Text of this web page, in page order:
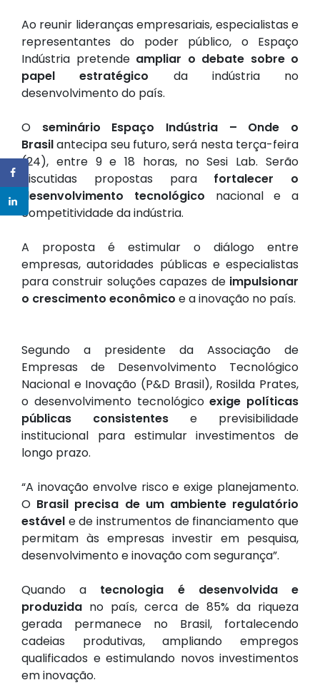
Ao reunir lideranças empresariais, especialistas e
representantes do poder público, o Espaço
Indústria pretende ampliar o debate sobre o
papel estratégico da indústria no
desenvolvimento do país.
O seminário Espaço Indústria – Onde o
Brasilantecipa seu futuro, será nesta terça-feira
(24), entre 9 e 18 horas, no Sesi Lab. Serão
discutidas propostas para fortalecer o
desenvolvimento tecnológico nacional e a
competitividade da indústria.
A proposta é estimular o diálogo entre
empresas, autoridades públicas e especialistas
para construir soluções capazes deimpulsionar
o crescimento econômico e a inovação no país.
Segundo a presidente da Associação de
Empresas de Desenvolvimento Tecnológico
Nacional e Inovação (P&D Brasil), Rosilda Prates,
o desenvolvimento tecnológicoexige políticas
públicas consistentes e previsibilidade
institucional para estimular investimentos de
longo prazo.
“A inovação envolve risco e exige planejamento.
O Brasil precisa de um ambiente regulatório
estável e de instrumentos de financiamento que
permitam às empresas investir em pesquisa,
desenvolvimento e inovação com segurança”.
Quando a tecnologia é desenvolvida e
produzida no país, cerca de 85% da riqueza
gerada permanece no Brasil, fortalecendo
cadeias produtivas, ampliando empregos
qualificados e estimulando novos investimentos
em inovação.